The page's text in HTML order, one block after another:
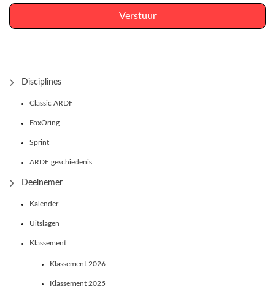
Verstuur
Disciplines
Classic ARDF
FoxOring
Sprint
ARDF geschiedenis
Deelnemer
Kalender
Uitslagen
Klassement
Klassement 2026
Klassement 2025